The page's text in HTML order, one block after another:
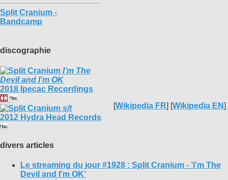
[Wikipedia FR] [Wikipedia EN]
Split Cranium -
Bandcamp
discographie
I’m The
Devil and I’m OK
2018 Ipecac Recordings
s/t
2012 Hydra Head Records
divers articles
Le streaming du jour #1928 : Split Cranium - ’I’m The
Devil and I’m OK’